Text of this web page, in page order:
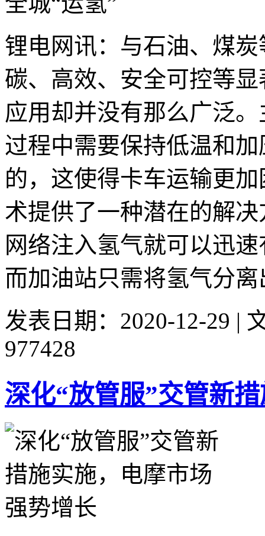
锂电网讯：与石油、煤
碳、高效、安全可控等
应用却并没有那么广泛
过程中需要保持低温和
的，这使得卡车运输更
术提供了一种潜在的解
网络注入氢气就可以迅
而加油站只需将氢气分离
发表日期：2020-12-29 |
977428
深化“放管服”交管新